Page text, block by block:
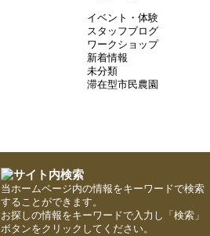
イベント・体験
スタッフブログ
ワークショップ
新着情報
未分類
滞在型市民農園
当ホームページ内の情報をキーワードで検索
することができます。
お探しの情報をキーワードで入力し「検索」
ボタンをクリックしてください。